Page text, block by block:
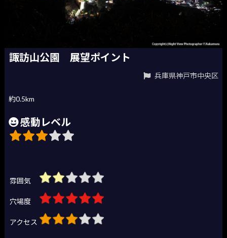
諏訪山公園 展望ポイント
兵庫県神戸市中央区
約0.5km
感動レベル
雰囲気
穴場度
アクセス